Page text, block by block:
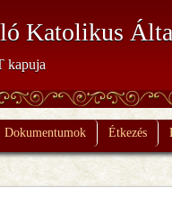
Katolikus
kapuja
Dokumentumok Étkezés